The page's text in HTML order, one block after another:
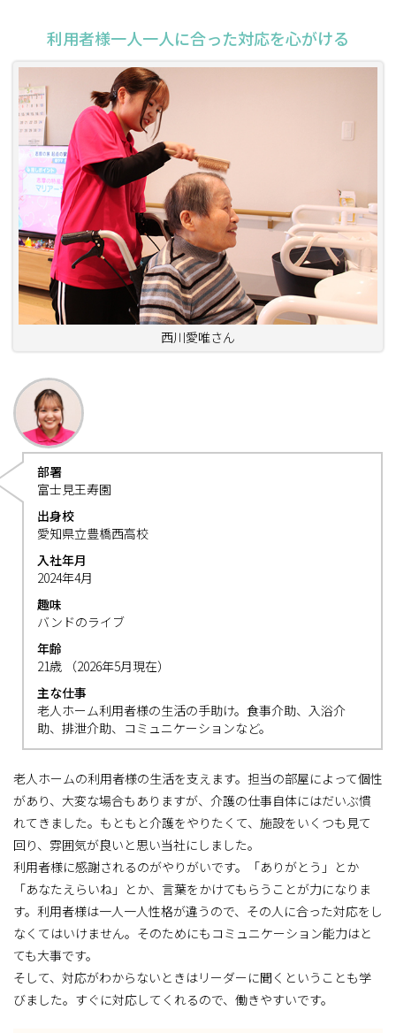
利用者様一人一人に合った対応を心がける
西川愛唯さん
部署
富士見王寿園
出身校
愛知県立豊橋西高校
入社年月
2024年4月
趣味
バンドのライブ
年齢
21歳 （2026年5月現在）
主な仕事
老人ホーム利用者様の生活の手助け。食事介助、入浴介
助、排泄介助、コミュニケーションなど。
老人ホームの利用者様の生活を支えます。担当の部屋によって個性
があり、大変な場合もありますが、介護の仕事自体にはだいぶ慣
れてきました。もともと介護をやりたくて、施設をいくつも見て
回り、雰囲気が良いと思い当社にしました。
利用者様に感謝されるのがやりがいです。「ありがとう」とか
「あなたえらいね」とか、言葉をかけてもらうことが力になりま
す。利用者様は一人一人性格が違うので、その人に合った対応をし
なくてはいけません。そのためにもコミュニケーション能力はと
ても大事です。
そして、対応がわからないときはリーダーに聞くということも学
びました。すぐに対応してくれるので、働きやすいです。